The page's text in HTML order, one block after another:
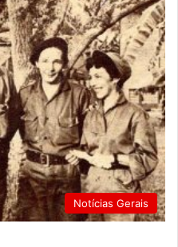
Notícias Gerais